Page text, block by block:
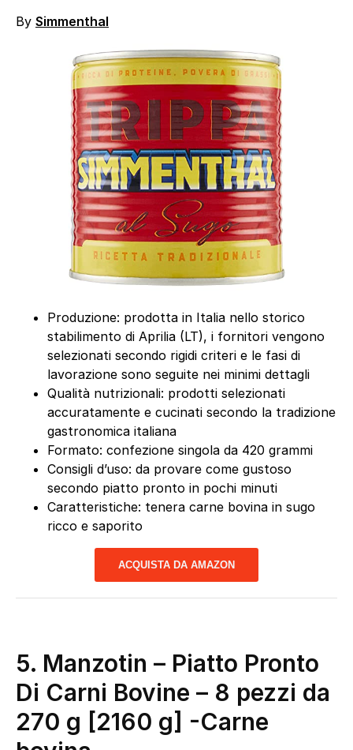
By Simmenthal
Produzione: prodotta in Italia nello storico
stabilimento di Aprilia (LT), i fornitori vengono
selezionati secondo rigidi criteri e le fasi di
lavorazione sono seguite nei minimi dettagli
Qualità nutrizionali: prodotti selezionati
accuratamente e cucinati secondo la tradizione
gastronomica italiana
Formato: confezione singola da 420 grammi
Consigli d’uso: da provare come gustoso
secondo piatto pronto in pochi minuti
Caratteristiche: tenera carne bovina in sugo
ricco e saporito
ACQUISTA DA AMAZON
5. Manzotin – Piatto Pronto
Di Carni Bovine – 8 pezzi da
270 g [2160 g] -Carne